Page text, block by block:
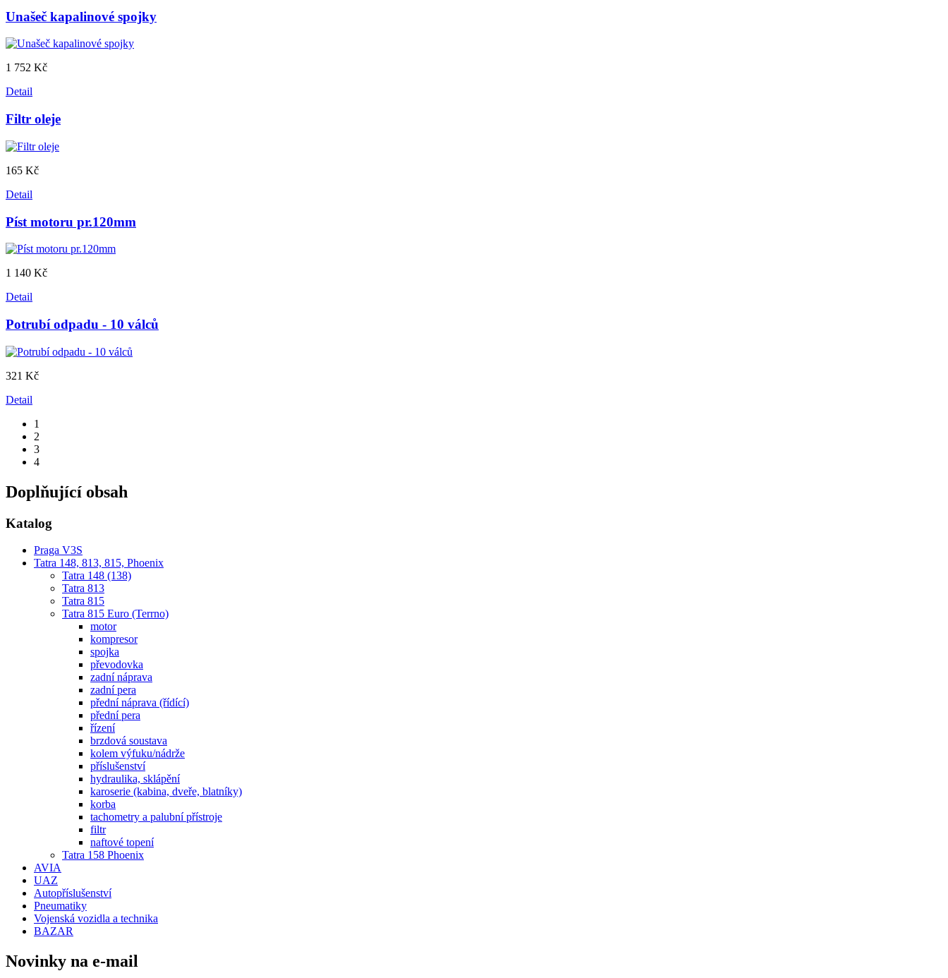
Unašeč kapalinové spojky
1 752 Kč
Detail
Filtr oleje
165 Kč
Detail
Píst motoru pr.120mm
1 140 Kč
Detail
Potrubí odpadu - 10 válců
321 Kč
Detail
1
2
3
4
Doplňující obsah
Katalog
Praga V3S
Tatra 148, 813, 815, Phoenix
Tatra 148 (138)
Tatra 813
Tatra 815
Tatra 815 Euro (Terrno)
motor
kompresor
spojka
převodovka
zadní náprava
zadní pera
přední náprava (řídící)
přední pera
řízení
brzdová soustava
kolem výfuku/nádrže
příslušenství
hydraulika, sklápění
karoserie (kabina, dveře, blatníky)
korba
tachometry a palubní přístroje
filtr
naftové topení
Tatra 158 Phoenix
AVIA
UAZ
Autopříslušenství
Pneumatiky
Vojenská vozidla a technika
BAZAR
Novinky na e-mail